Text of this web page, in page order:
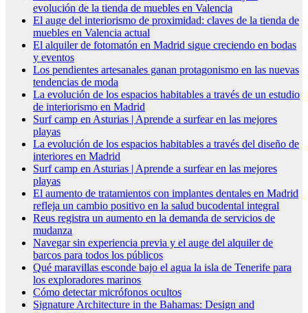
evolución de la tienda de muebles en Valencia
El auge del interiorismo de proximidad: claves de la tienda de
muebles en Valencia actual
El alquiler de fotomatón en Madrid sigue creciendo en bodas
y eventos
Los pendientes artesanales ganan protagonismo en las nuevas
tendencias de moda
La evolución de los espacios habitables a través de un estudio
de interiorismo en Madrid
Surf camp en Asturias | Aprende a surfear en las mejores
playas
La evolución de los espacios habitables a través del diseño de
interiores en Madrid
Surf camp en Asturias | Aprende a surfear en las mejores
playas
El aumento de tratamientos con implantes dentales en Madrid
refleja un cambio positivo en la salud bucodental integral
Reus registra un aumento en la demanda de servicios de
mudanza
Navegar sin experiencia previa y el auge del alquiler de
barcos para todos los públicos
Qué maravillas esconde bajo el agua la isla de Tenerife para
los exploradores marinos
Cómo detectar micrófonos ocultos
Signature Architecture in the Bahamas: Design and